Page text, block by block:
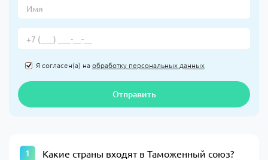
Я согласен(а) наобработку персональных данных
Отправить
Какие страны входят в Таможенный союз?